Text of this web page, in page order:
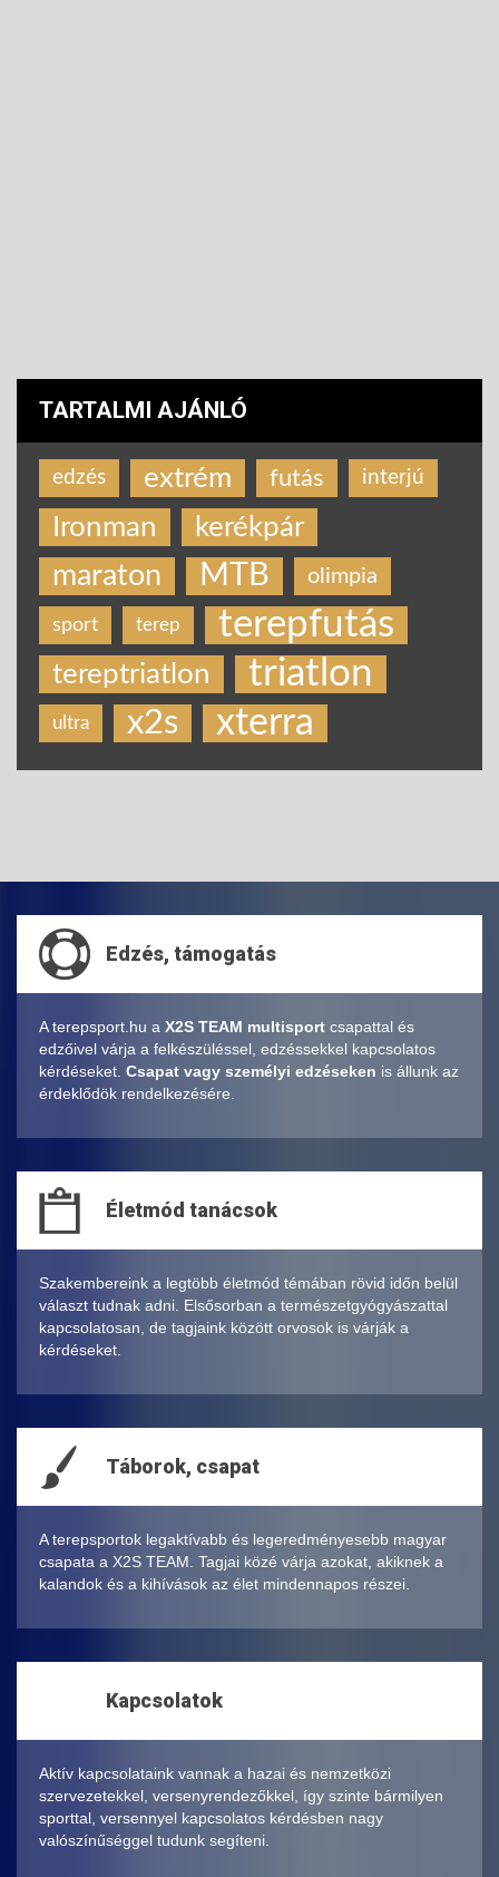
TARTALMI AJÁNLÓ
edzés extrém futás interjú
Ironman kerékpár
maraton MTB olimpia
sport terep terepfutás
tereptriatlon triatlon
ultra x2s xterra
Edzés, támogatás
A terepsport.hu a X2S TEAM multisport csapattal és
edzőivel várja a felkészüléssel, edzéssekkel kapcsolatos
kérdéseket. Csapat vagy személyi edzéseken is állunk az
érdeklődök rendelkezésére.
Életmód tanácsok
Szakembereink a legtöbb életmód témában rövid időn belül
választ tudnak adni. Elsősorban a természetgyógyászattal
kapcsolatosan, de tagjaink között orvosok is várják a
kérdéseket.
Táborok, csapat
A terepsportok legaktívabb és legeredményesebb magyar
csapata a X2S TEAM. Tagjai közé várja azokat, akiknek a
kalandok és a kihívások az élet mindennapos részei.
Kapcsolatok
Aktív kapcsolataink vannak a hazai és nemzetközi
szervezetekkel, versenyrendezőkkel, így szinte bármilyen
sporttal, versennyel kapcsolatos kérdésben nagy
valószínűséggel tudunk segíteni.